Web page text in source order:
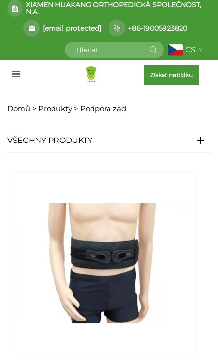
XIAMEN HUAKANG ORTHOPEDICKÁ SPOLEČNOST,
N.A.
[email protected]
+86-19005923820
CS
Získat nabídku
Domů > Produkty > Podpora zad
VŠECHNY PRODUKTY